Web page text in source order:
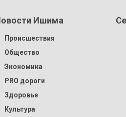
Ишима
Происшествия
Общество
Экономика
PRO дороги
Здоровье
Культура